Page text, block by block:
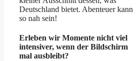
Deutschland bietet. Abenteuer kann
so nah sein!
Erleben wir Momente nicht viel
intensiver, wenn der Bildschirm
mal ausbleibt?